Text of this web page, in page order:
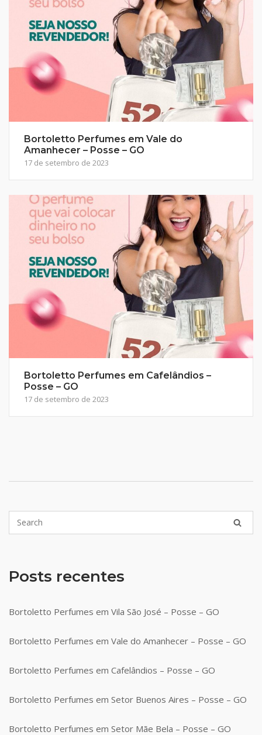
Bortoletto Perfumes em Vale do
Amanhecer – Posse – GO
17 de setembro de 2023
Bortoletto Perfumes em Cafelândios –
Posse – GO
17 de setembro de 2023
Posts recentes
Bortoletto Perfumes em Vila São José – Posse – GO
Bortoletto Perfumes em Vale do Amanhecer – Posse – GO
Bortoletto Perfumes em Cafelândios – Posse – GO
Bortoletto Perfumes em Setor Buenos Aires – Posse – GO
Bortoletto Perfumes em Setor Mãe Bela – Posse – GO